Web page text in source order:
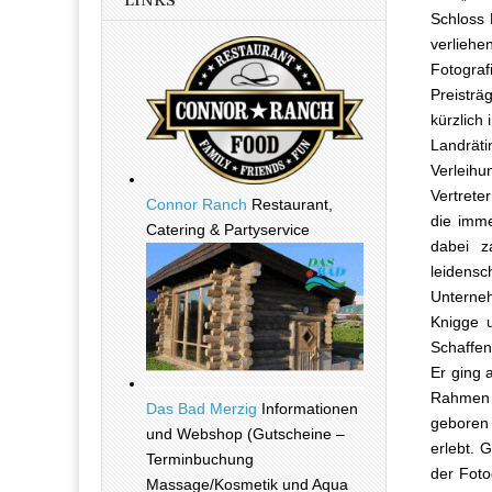
Schloss
kürzlich
die
dabei
Knigge
Er ging
erlebt.
der
Connor Ranch Restaurant,
Catering & Partyservice
Das Bad Merzig Informationen
und Webshop (Gutscheine –
Terminbuchung
Massage/Kosmetik und Aqua